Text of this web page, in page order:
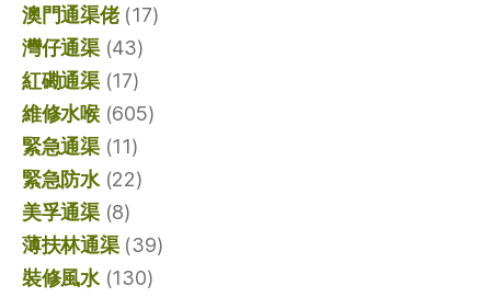
澳門通渠佬(17)
灣仔通渠(43)
紅磡通渠(17)
維修水喉(605)
緊急通渠(11)
緊急防水(22)
美孚通渠(8)
薄扶林通渠(39)
裝修風水(130)